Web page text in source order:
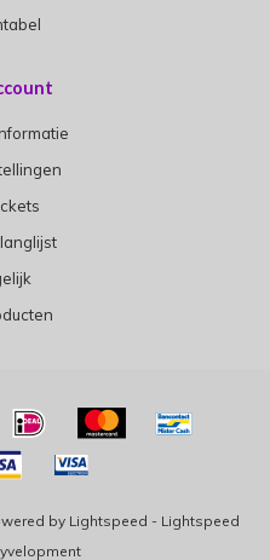
by Lightspeed - Lightspeed